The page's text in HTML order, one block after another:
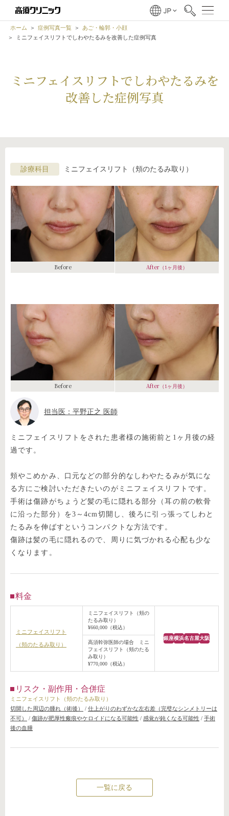
ホーム 症例写真一覧
あご・輪郭・小顔
ミニフェイスリフトでしわやたるみを改善した症例写真
ミニフェイスリフトでしわやたるみを
改善した症例写真
診療科目 ミニフェイスリフト（頬のたるみ取り）
Before After （1ヶ月後）
Before After （1ヶ月後）
担当医：平野正之 医師
ミニフェイスリフトをされた患者様の施術前と1ヶ月後の経
過です。
頬やこめかみ、口元などの部分的なしわやたるみが気にな
る方にご検討いただきたいのがミニフェイスリフトです。
手術は傷跡がちょうど髪の毛に隠れる部分（耳の前の軟骨
に沿った部分）を3～4cm切開し、後ろに引っ張ってしわと
たるみを伸ばすというコンパクトな方法です。
傷跡は髪の毛に隠れるので、周りに気づかれる心配も少な
くなります。
料金
ミニフェイスリフト
（頬のたるみ取り）
ミニフェイスリフト（頬の
たるみ取り）
¥660,000（税込）
銀座横浜名古屋大阪
高須幹弥医師の場合 ミニ
フェイスリフト（頬のたる
み取り）
¥770,000（税込）
リスク・副作用・合併症
ミニフェイスリフト（頬のたるみ取り）
切開した周辺の腫れ（術後）
/ 仕上がりのわずかな左右差（完璧なシンメトリーは
不可）
/ 傷跡が肥厚性瘢痕やケロイドになる可能性 / 感覚が鈍くなる可能性 / 手術
後の血腫
一覧に戻る